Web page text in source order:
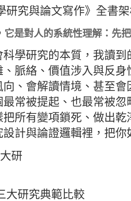
研究與論文寫作》全書
它是對人的系統性理解：先
科學研究的本質，我讀
脈絡、價值涉入與反
向、會解讀情境、甚至
最常被提起、也最常被
把所有變項鎖死、做出
設計與論證邏輯裡，把
大研究典範比較